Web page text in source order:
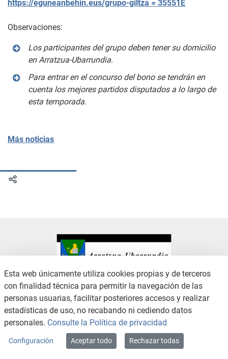
https://eguneanbehin.eus/grupo-giltza = 35551E
Observaciones:
Los participantes del grupo deben tener su domicilio
en Arratzua-Ubarrundia.
Para entrar en el concurso del bono se tendrán en
cuenta los mejores partidos disputados a lo largo de
esta temporada.
Más noticias
Copyright © 2026 / Excmo. arratzua | Todos los derechos reservados.
Esta web únicamente utiliza cookies propias y de terceros
con finalidad técnica para permitir la navegación de las
personas usuarias, facilitar posteriores accesos y realizar
estadísticas de uso, no recabando ni cediendo datos
personales. Consulte la Política de privacidad
Configuración Aceptar todo Rechazar todas